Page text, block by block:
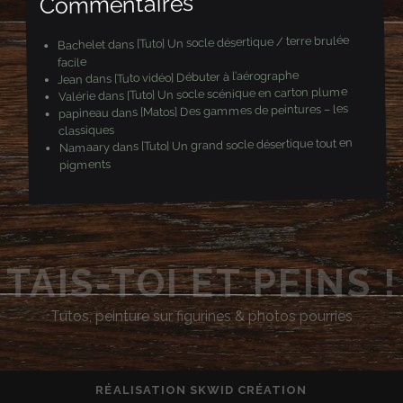
Bacheletdans [Tuto] Un socle désertique / terre brulée
facile
Jean dans [Tuto vidéo] Débuter à l’aérographe
Valériedans [Tuto] Un socle scénique en carton plume
papineau dans [Matos] Des gammes de peintures – les
classiques
Namaarydans [Tuto] Un grand socle désertique tout en
pigments
TAIS-TOI ET PEINS !
Tutos, peinture sur figurines & photos pourries
RÉALISATION SKWID CRÉATION